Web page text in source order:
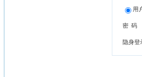
用
密 码
隐身登